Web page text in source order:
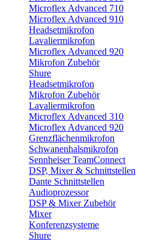
Microflex Advanced 710
Microflex Advanced 910
Headsetmikrofon
Lavaliermikrofon
Microflex Advanced 920
Mikrofon Zubehör
Shure
Headsetmikrofon
Mikrofon Zubehör
Lavaliermikrofon
Microflex Advanced 310
Microflex Advanced 920
Grenzflächenmikrofon
Schwanenhalsmikrofon
Sennheiser TeamConnect
DSP, Mixer & Schnittstellen
Dante Schnittstellen
Audioprozessor
DSP & Mixer Zubehör
Mixer
Konferenzsysteme
Shure